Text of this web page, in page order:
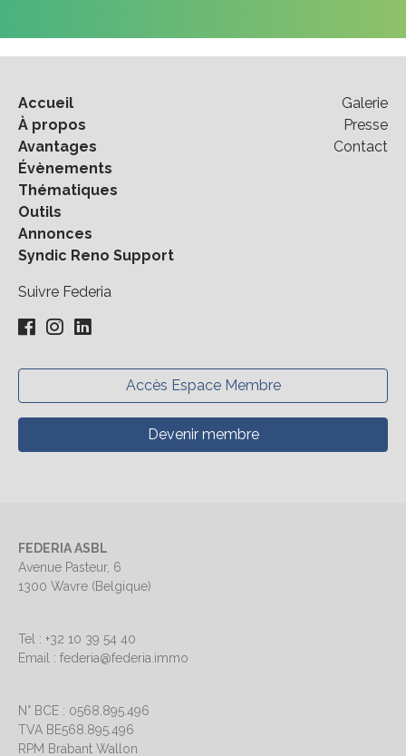
Accueil
À propos
Avantages
Évènements
Thématiques
Outils
Annonces
Syndic Reno Support
Galerie
Presse
Contact
Suivre Federia
Accès Espace Membre
Devenir membre
FEDERIA ASBL
Avenue Pasteur, 6
1300 Wavre (Belgique)
Tel : +32 10 39 54 40
Email : federia@federia.immo
N° BCE : 0568.895.496
TVA BE568.895.496
RPM Brabant Wallon